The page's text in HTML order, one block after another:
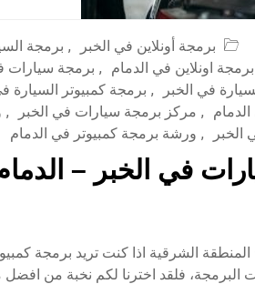
برمجة أونلاين في الخبر , برمجة
برمجة اونلاين في الدمام , برمجة سيارات
في الخبر , برمجة كمبيوتر السيارة
, مركز برمجة سيارات في الخبر ,
, ورشة برمجة كمبيوتر في الدمام
في الخبر –
الشرقية اذا كنت تريد برمجة
البرمجة، فلقد اخترنا لكم نخبة من